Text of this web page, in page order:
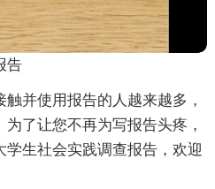
告
并使用报告的人越来越多，
了让您不再为写报告头疼，
生社会实践调查报告，欢迎